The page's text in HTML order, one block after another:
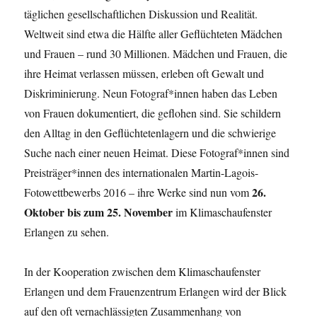
täglichen gesellschaftlichen Diskussion und Realität.
Weltweit sind etwa die Hälfte aller Geflüchteten Mädchen
und Frauen – rund 30 Millionen. Mädchen und Frauen, die
ihre Heimat verlassen müssen, erleben oft Gewalt und
Diskriminierung. Neun Fotograf*innen haben das Leben
von Frauen dokumentiert, die geflohen sind. Sie schildern
den Alltag in den Geflüchtetenlagern und die schwierige
Suche nach einer neuen Heimat. Diese Fotograf*innen sind
Preisträger*innen des internationalen Martin-Lagois-
Fotowettbewerbs 2016 – ihre Werke sind nun vom26.
Oktober bis zum 25. Novemberim Klimaschaufenster
Erlangen zu sehen.
In der Kooperation zwischen dem Klimaschaufenster
Erlangen und dem Frauenzentrum Erlangen wird der Blick
auf den oft vernachlässigten Zusammenhang von